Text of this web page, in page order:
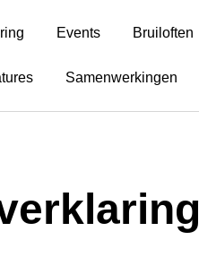
Events Bruiloften
Samenwerkingen